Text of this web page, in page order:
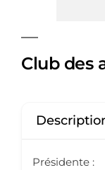
Club des
Présidente :